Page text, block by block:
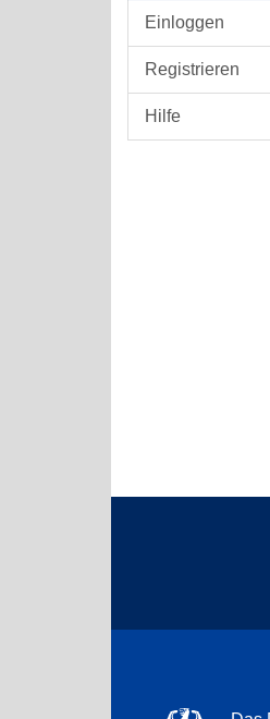
Einloggen
Registrieren
Hilfe